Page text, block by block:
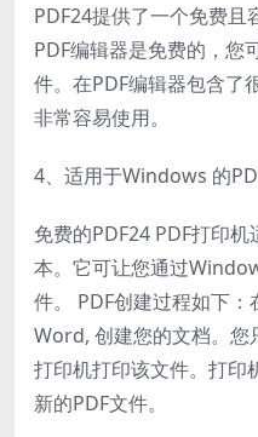
PDF24提供了一个免费且
PDF编辑器是免费的，您
件。在PDF编辑器包含了
非常容易使用。
4、适用于Windows 的
免费的PDF24 PDF打印
本。它可让您通过
件。 PDF创建过程如下
Word, 创建您的文档。您
打印机打印该文件。打印
新的PDF文件。